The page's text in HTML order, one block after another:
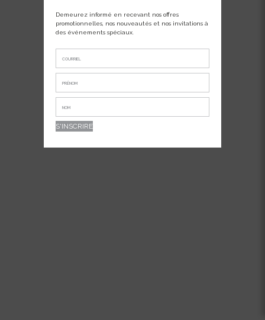
Demeurez informé en recevant nos offres
promotionnelles, nos nouveautés et nos invitations à
des événements spéciaux.